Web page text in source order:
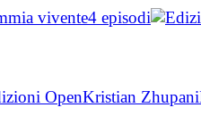
vivente4 episodi
Kristian Zhupani